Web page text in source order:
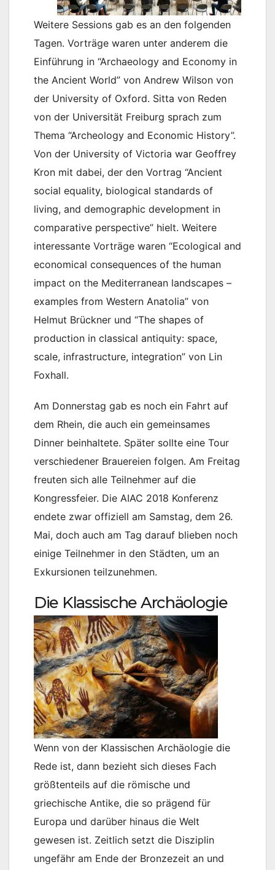
Weitere Sessions gab es an den folgenden
Tagen. Vorträge waren unter anderem die
Einführung in “Archaeology and Economy in
the Ancient World” von Andrew Wilson von
der University of Oxford. Sitta von Reden
von der Universität Freiburg sprach zum
Thema “Archeology and Economic History”.
Von der University of Victoria war Geoffrey
Kron mit dabei, der den Vortrag “Ancient
social equality, biological standards of
living, and demographic development in
comparative perspective” hielt. Weitere
interessante Vorträge waren “Ecological and
economical consequences of the human
impact on the Mediterranean landscapes –
examples from Western Anatolia” von
Helmut Brückner und “The shapes of
production in classical antiquity: space,
scale, infrastructure, integration” von Lin
Foxhall.
Am Donnerstag gab es noch ein Fahrt auf
dem Rhein, die auch ein gemeinsames
Dinner beinhaltete. Später sollte eine Tour
verschiedener Brauereien folgen. Am Freitag
freuten sich alle Teilnehmer auf die
Kongressfeier. Die AIAC 2018 Konferenz
endete zwar offiziell am Samstag, dem 26.
Mai, doch auch am Tag darauf blieben noch
einige Teilnehmer in den Städten, um an
Exkursionen teilzunehmen.
Die Klassische Archäologie
Wenn von der Klassischen Archäologie die
Rede ist, dann bezieht sich dieses Fach
größtenteils auf die römische und
griechische Antike, die so prägend für
Europa und darüber hinaus die Welt
gewesen ist. Zeitlich setzt die Disziplin
ungefähr am Ende der Bronzezeit an und